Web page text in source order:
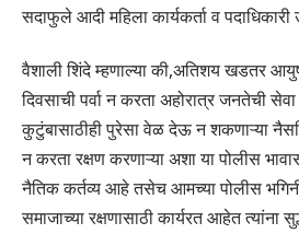
सदाफुले आदी महिला कार्यकर्ता व पदाधिकारी
वैशाली शिंदे म्हणाल्या की,अतिशय खडतर
दिवसाची पर्वा न करता अहोरात्र जनतेची
कुटुंबासाठीही पुरेसा वेळ देऊ न शकणाऱ्या
न करता रक्षण करणाऱ्या अशा या पोलीस
नैतिक कर्तव्य आहे तसेच आमच्या पोलीस भगिनी
समाजाच्या रक्षणासाठी कार्यरत आहेत त्यांना